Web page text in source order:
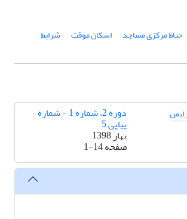
حیاط مرکزی مساجد اسکان موقت شرایط
دوره 2، شماره 1 - شماره
پیاپی 5
بهار 1398
صفحه1-14